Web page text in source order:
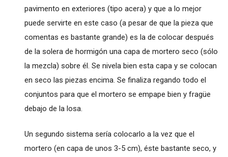
pavimento en exteriores (tipo acera) y que a lo mejor
puede servirte en este caso (a pesar de que la pieza que
comentas es bastante grande) es la de colocar después
de la solera de hormigón una capa de mortero seco (sólo
la mezcla) sobre él. Se nivela bien esta capa y se colocan
en seco las piezas encima. Se finaliza regando todo el
conjuntos para que el mortero se empape bien y fragüe
debajo de la losa.
Un segundo sistema sería colocarlo a la vez que el
mortero (en capa de unos 3-5 cm), éste bastante seco, y